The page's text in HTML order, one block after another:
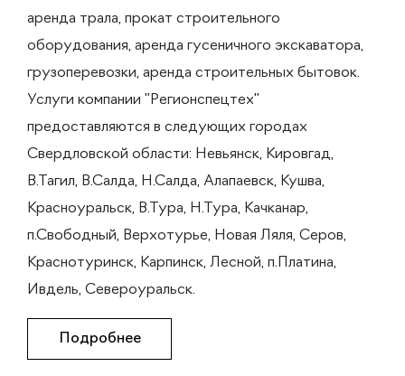
аренда трала, прокат строительного
оборудования, аренда гусеничного экскаватора,
грузоперевозки, аренда строительных бытовок.
Услуги компании "Регионспецтех"
предоставляются в следующих городах
Свердловской области: Невьянск, Кировгад,
В.Тагил, В.Салда, Н.Салда, Алапаевск, Кушва,
Красноуральск, В.Тура, Н.Тура, Качканар,
п.Свободный, Верхотурье, Новая Ляля, Серов,
Краснотуринск, Карпинск, Лесной, п.Платина,
Ивдель, Североуральск.
Подробнее